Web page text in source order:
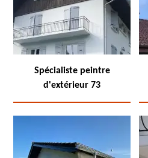
Spécialiste peintre
d'extérieur 73